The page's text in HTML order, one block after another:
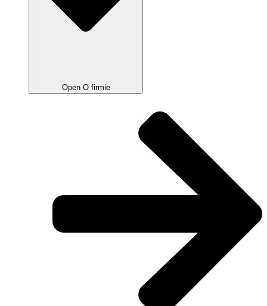
Open O firmie